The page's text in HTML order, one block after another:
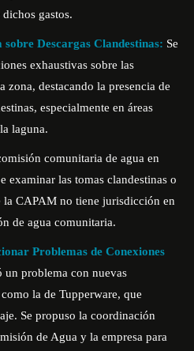
gastos.
Descargas Clandestinas: Se
exhaustivas sobre las
zona, destacando la presencia de
especialmente en áreas
laguna.
comunitaria de agua en
examinar las tomas clandestinas o
la CAPAM no tiene jurisdicción en
de agua comunitaria.
Problemas de Conexiones
un problema con nuevas
la de Tupperware, que
Se propuso la coordinación
de Agua y la empresa para